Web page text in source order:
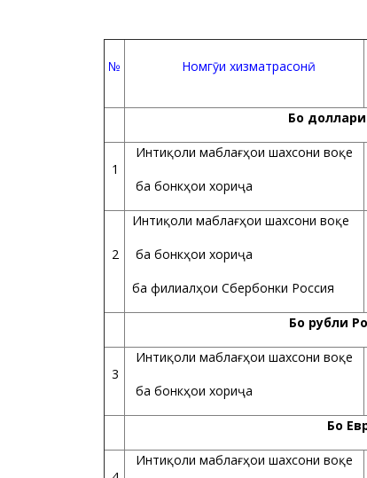
№ Номгӯи хизматрасонӣ
Бо
1
Интиқоли маблағҳои шахсони воқеӣ
ба бонкҳои хориҷа
2
Интиқоли маблағҳои шахсони воқеӣ
ба бонкҳои хориҷа
ба филиалҳои Сбербонки Россия
Бо рубли
3
Интиқоли маблағҳои шахсони воқеӣ
ба бонкҳои хориҷа
Бо
Интиқоли маблағҳои шахсони воқеӣ